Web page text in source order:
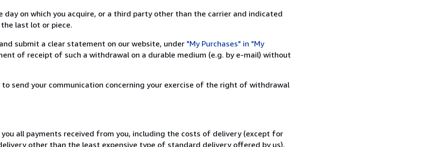
on which you acquire, or a third party other than the carrier and indicated
last lot or piece.
submit a clear statement on our website, under "My Purchases" in "My
of receipt of such a withdrawal on a durable medium (e.g. by e-mail) without
send your communication concerning your exercise of the right of withdrawal
all payments received from you, including the costs of delivery (except for
other than the least expensive type of standard delivery offered by us).